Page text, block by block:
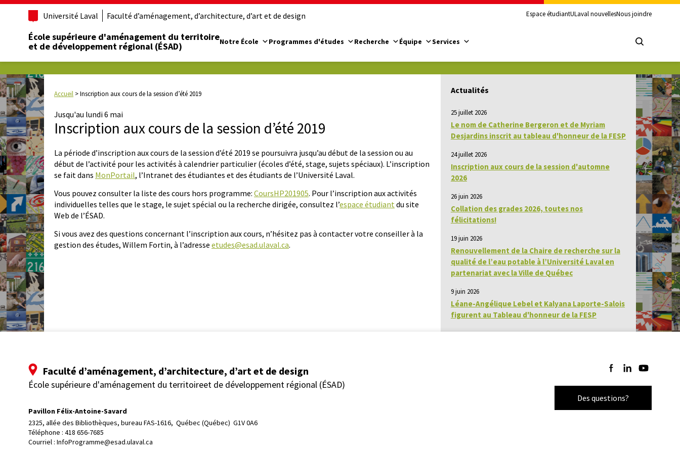
Université Laval Faculté d’aménagement, d’architecture, d’art et de design Espace étudiantULaval nouvellesNous joindre
École supérieure d'aménagement du territoire
et de développement régional (ÉSAD)
Notre École Programmes d'études Recherche Équipe Services
Accueil >Inscription aux cours de la session d’été 2019
Jusqu'au lundi 6 mai
Inscription aux cours de la session d’été 2019
La période d’inscription aux cours de la session d’été 2019 se poursuivra jusqu’au début de la session ou au
début de l’activité pour les activités à calendrier particulier (écoles d’été, stage, sujets spéciaux). L’inscription
se fait dans MonPortail, l’Intranet des étudiantes et des étudiants de l’Université Laval.
Vous pouvez consulter la liste des cours hors programme: CoursHP201905. Pour l’inscription aux activités
individuelles telles que le stage, le sujet spécial ou la recherche dirigée, consultez l’espace étudiantdu site
Web de l’ÉSAD.
Si vous avez des questions concernant l’inscription aux cours, n’hésitez pas à contacter votre conseiller à la
gestion des études, Willem Fortin, à l’adresse etudes@esad.ulaval.ca.
Actualités
25 juillet 2026
Le nom de Catherine Bergeron et de Myriam
Desjardins inscrit au tableau d'honneur de la FESP
24 juillet 2026
Inscription aux cours de la session d'automne
2026
26 juin 2026
Collation des grades 2026, toutes nos
félicitations!
19 juin 2026
Renouvellement de la Chaire de recherche sur la
qualité de l’eau potable à l’Université Laval en
partenariat avec la Ville de Québec
9 juin 2026
Léane-Angélique Lebel et Kalyana Laporte-Salois
figurent au Tableau d'honneur de la FESP
Faculté d’aménagement, d’architecture, d’art et de design
École supérieure d'aménagement du territoireet de développement régional (ÉSAD)
Pavillon Félix-Antoine-Savard
2325, allée des Bibliothèques, bureau FAS-1616, Québec (Québec)  G1V 0A6
Téléphone : 418 656-7685
Courriel : InfoProgramme@esad.ulaval.ca
Suivez-nous sur
Suivez-nous sur
Suivez-nous
Des questions?